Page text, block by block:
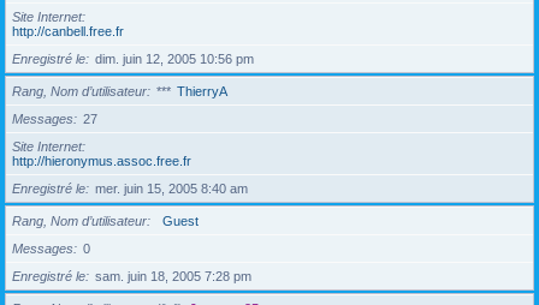
Site Internet
http://canbell.free.fr
Enregistré le
dim. juin 12, 2005 10:56 pm
Rang, Nom d’utilisateur *** ThierryA
Messages
27
Site Internet
http://hieronymus.assoc.free.fr
Enregistré le
mer. juin 15, 2005 8:40 am
Rang, Nom d’utilisateur
Guest
Messages
0
Enregistré le
sam. juin 18, 2005 7:28 pm